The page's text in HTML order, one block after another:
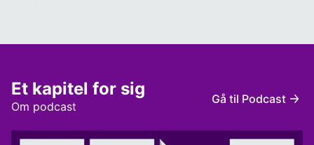
rejseprogrammerne ’Vores jord’. Pludselig tvivler han
Kragh Klipper: Leo Peter Larsen Redaktør: Christian
Stemann Research: Sarah Bech
Om podcast
Et kapitel for sig Gå til Podcast